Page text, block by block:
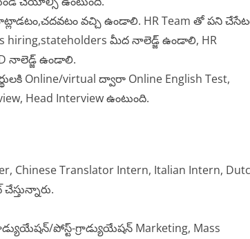
వచ్చి ఉండాలి. HR Team తో పని
hiring,stateholders మీద నాలెడ్జ్ ఉండాలి, HR
నాలెడ్జ్ ఉండాలి.
Online/virtual ద్వారా Online English Test,
Head Interview ఉంటుంది.
Chinese Translator Intern, Italian Intern,
పోస్ట్-గ్రాడ్యుయేషన్ Marketing, Mass